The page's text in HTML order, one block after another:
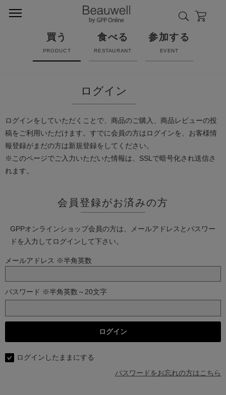
買う
PRODUCT
食べる
RESTAURANT
参加する
EVENT
ログイン
ログインをしていただくことで、商品のご購入、商品レビューの投
稿をご利用いただけます。すでに会員の方はログインを、お客様情
報登録がまだの方は新規登録をしてください。
※このページでご入力いただいた情報は、SSLで暗号化され送信さ
れます。
会員登録がお済みの方
GPPオンラインショップ会員の方は、メールアドレスとパスワー
ドを入力してログインして下さい。
メールアドレス ※半角英数
パスワード ※半角英数～20文字
ログインしたままにする
パスワードをお忘れの方はこちら